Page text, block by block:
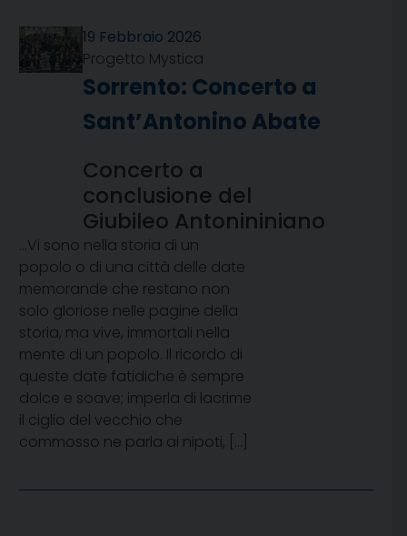
19 Febbraio 2026
Progetto Mystica
Sorrento: Concerto a
Sant’Antonino Abate
Concerto a
conclusione del
Giubileo Antonininiano
…Vi sono nella storia di un
popolo o di una città delle date
memorande che restano non
solo gloriose nelle pagine della
storia, ma vive, immortali nella
mente di un popolo. Il ricordo di
queste date fatidiche è sempre
dolce e soave; imperla di lacrime
il ciglio del vecchio che
commosso ne parla ai nipoti, […]